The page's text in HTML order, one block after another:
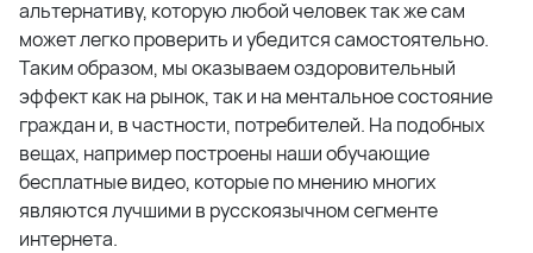
альтернативу, которую любой человек так же сам
может легко проверить и убедится самостоятельно.
Таким образом, мы оказываем оздоровительный
эффект как на рынок, так и на ментальное состояние
граждан и, в частности, потребителей. На подобных
вещах, например построены наши обучающие
бесплатные видео, которые по мнению многих
являются лучшими в русскоязычном сегменте
интернета.